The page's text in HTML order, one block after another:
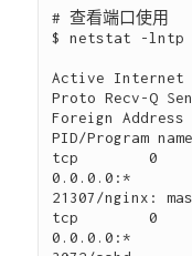
# 查看端口使用
$ netstat -lntp
Active Internet
Proto Recv-Q
Foreign
PID/Program
tcp        0
0.0.0.0:*
21307/nginx:
tcp        0
0.0.0.0:*